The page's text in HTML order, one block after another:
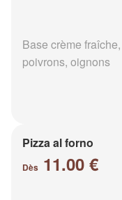
Base crème
poivrons, oignons
Pizza al forno
Dès 11.00 €